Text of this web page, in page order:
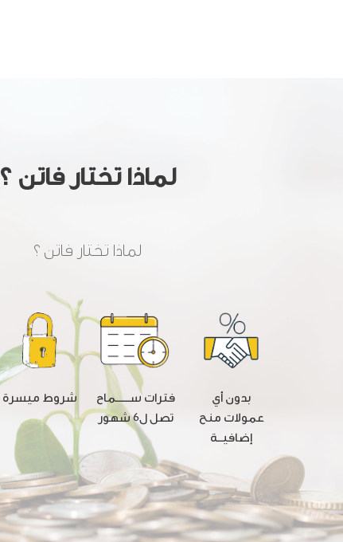
لماذا تختار فاتن ؟
لماذا تختار فاتن ؟
بدون أي
عمولات منح
إضافيــة
فترات ســــــماح
تصل ل6 شهور
شروط ميسرة